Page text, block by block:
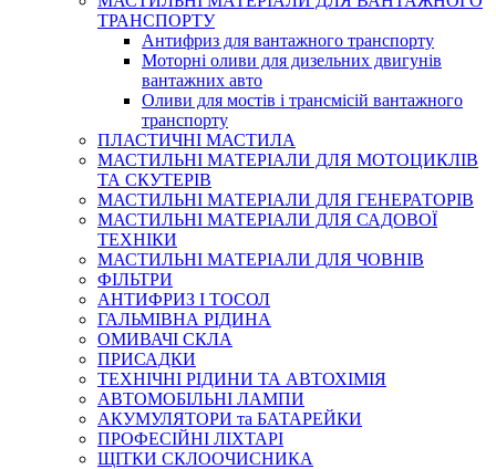
ТРАНСПОРТУ
Антифриз для вантажного транспорту
Моторні оливи для дизельних двигунів
вантажних авто
Оливи для мостів і трансмісій вантажного
транспорту
ПЛАСТИЧНІ МАСТИЛА
МАСТИЛЬНІ МАТЕРІАЛИ ДЛЯ МОТОЦИКЛІВ
ТА СКУТЕРІВ
МАСТИЛЬНІ МАТЕРІАЛИ ДЛЯ ГЕНЕРАТОРІВ
МАСТИЛЬНІ МАТЕРІАЛИ ДЛЯ САДОВОЇ
ТЕХНІКИ
МАСТИЛЬНІ МАТЕРІАЛИ ДЛЯ ЧОВНІВ
ФІЛЬТРИ
АНТИФРИЗ І ТОСОЛ
ГАЛЬМІВНА РІДИНА
ОМИВАЧІ СКЛА
ПРИСАДКИ
ТЕХНІЧНІ РІДИНИ ТА АВТОХІМІЯ
АВТОМОБІЛЬНІ ЛАМПИ
АКУМУЛЯТОРИ та БАТАРЕЙКИ
ПРОФЕСІЙНІ ЛІХТАРІ
ЩІТКИ СКЛООЧИСНИКА